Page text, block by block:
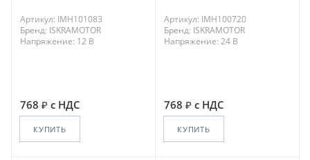
Артикул: IMH101083
Бренд: ISKRAMOTOR
Напряжение: 12 В
768 с НДС
КУПИТЬ
Артикул: IMH100720
Бренд: ISKRAMOTOR
Напряжение: 24 В
768 с НДС
КУПИТЬ